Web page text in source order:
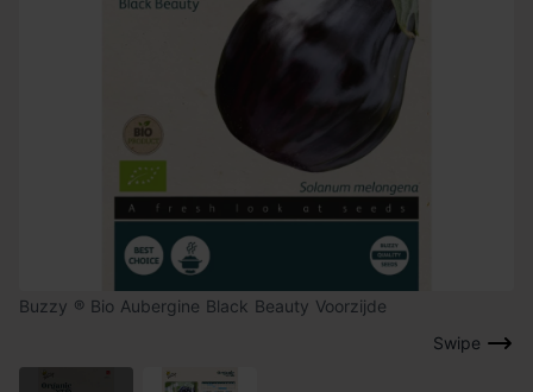
Swipe
Buzzy ® Bio Aubergine Black Beauty Voorzijde